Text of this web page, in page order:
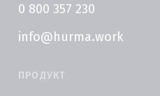
0 800 357 230
info@hurma.work
ПРОДУКТ